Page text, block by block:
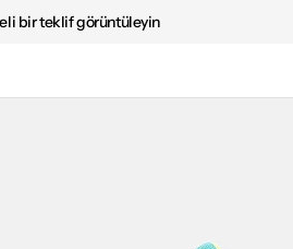
bir teklif görüntüleyin